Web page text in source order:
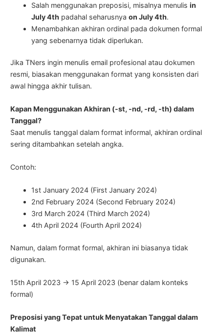
Salah menggunakan preposisi, misalnya menulisin
July 4th padahal seharusnyaon July 4th.
Menambahkan akhiran ordinal pada dokumen formal
yang sebenarnya tidak diperlukan.
Jika TNers ingin menulis email profesional atau dokumen
resmi, biasakan menggunakan format yang konsisten dari
awal hingga akhir tulisan.
Kapan Menggunakan Akhiran (-st, -nd, -rd, -th) dalam
Tanggal?
Saat menulis tanggal dalam format informal, akhiran ordinal
sering ditambahkan setelah angka.
Contoh:
1st January 2024 (First January 2024)
2nd February 2024 (Second February 2024)
3rd March 2024 (Third March 2024)
4th April 2024 (Fourth April 2024)
Namun, dalam format formal, akhiran ini biasanya tidak
digunakan.
15th April 2023 → 15 April 2023 (benar dalam konteks
formal)
Preposisi yang Tepat untuk Menyatakan Tanggal dalam
Kalimat